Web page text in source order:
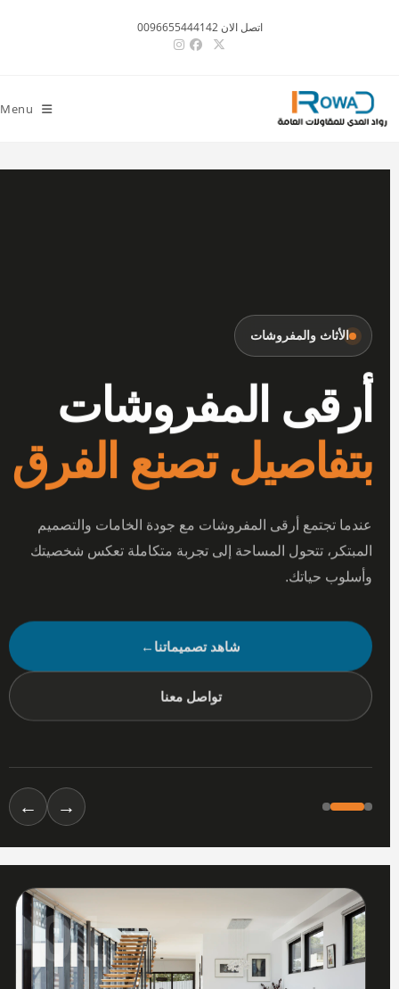
اتصل الان 0096655444142
Menu
الأثاث والمفروشات
أرقى المفروشات
بتفاصيل تصنع الفرق
عندما تجتمع أرقى المفروشات مع جودة الخامات والتصميم
المبتكر، تتحول المساحة إلى تجربة متكاملة تعكس شخصيتك
وأسلوب حياتك.
شاهد تصميماتنا←
تواصل معنا
→
←
01